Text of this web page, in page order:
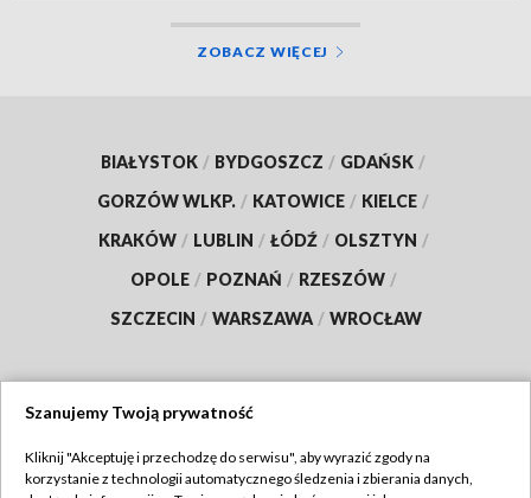
ZOBACZ WIĘCEJ
BIAŁYSTOK / BYDGOSZCZ / GDAŃSK /
GORZÓW WLKP. / KATOWICE / KIELCE /
KRAKÓW / LUBLIN / ŁÓDŹ / OLSZTYN /
OPOLE / POZNAŃ / RZESZÓW /
SZCZECIN / WARSZAWA / WROCŁAW
TVP
Szanujemy Twoją prywatność
Kliknij "Akceptuję i przechodzę do serwisu", aby wyrazić zgody na
korzystanie z technologii automatycznego śledzenia i zbierania danych,